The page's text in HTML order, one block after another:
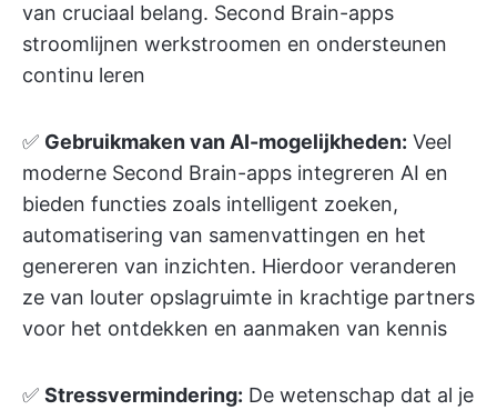
van cruciaal belang. Second Brain-apps
stroomlijnen werkstroomen en ondersteunen
continu leren
✅ Gebruikmaken van AI-mogelijkheden: Veel
moderne Second Brain-apps integreren AI en
bieden functies zoals intelligent zoeken,
automatisering van samenvattingen en het
genereren van inzichten. Hierdoor veranderen
ze van louter opslagruimte in krachtige partners
voor het ontdekken en aanmaken van kennis
✅ Stressvermindering: De wetenschap dat al je